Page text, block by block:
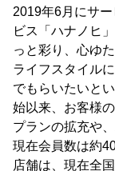
2019年6月にサ
ビス「ハナノヒ
っと彩り、心ゆ
ライフスタイル
でもらいたいと
始以来、お客様
プランの拡充や
現在会員数は約
店舗は、現在全